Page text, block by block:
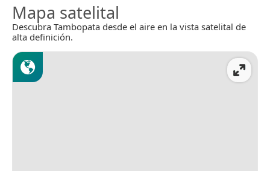
Mapa satelital
Descubra Tambopata desde el aire en la vista satelital de
alta definición.